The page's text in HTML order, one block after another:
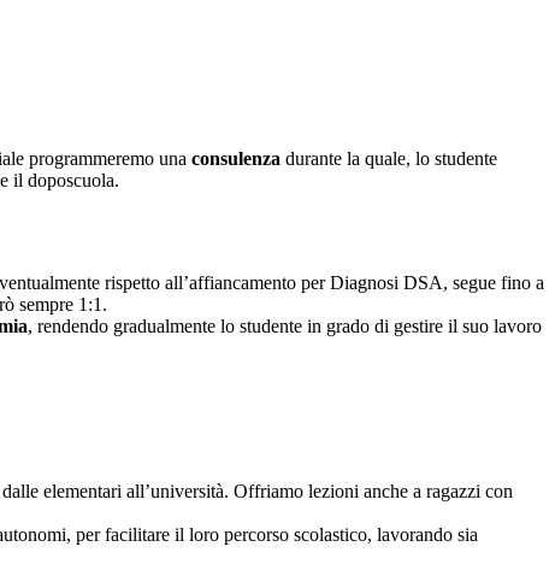
programmeremo una consulenza durante la quale, lo studente
il doposcuola.
rispetto all’affiancamento per Diagnosi DSA, segue fino a
sempre 1:1.
, rendendo gradualmente lo studente in grado di gestire il suo lavoro
elementari all’università. Offriamo lezioni anche a ragazzi con
per facilitare il loro percorso scolastico, lavorando sia